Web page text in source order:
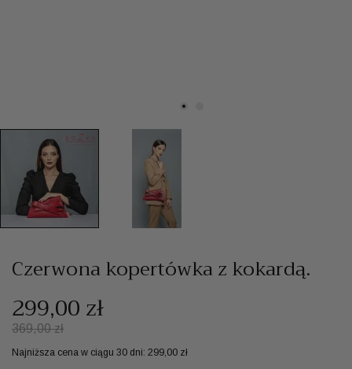
Czerwona kopertówka z kokardą.
299,00 zł
369,00 zł
Najniższa cena w ciągu 30 dni: 299,00 zł